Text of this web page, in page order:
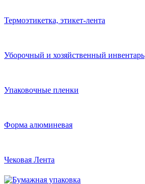
Термоэтикетка, этикет-лента
Уборочный и хозяйственный инвентарь
Упаковочные пленки
Форма алюминевая
Чековая Лента